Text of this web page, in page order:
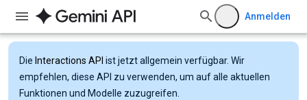
Anmelden
Die Interactions API ist jetzt allgemein verfügbar. Wir
empfehlen, diese API zu verwenden, um auf alle aktuellen
Funktionen und Modelle zuzugreifen.